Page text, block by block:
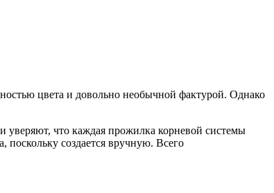
цвета и довольно необычной фактурой. Однако
уверяют, что каждая прожилка корневой системы
создается вручную. Всего